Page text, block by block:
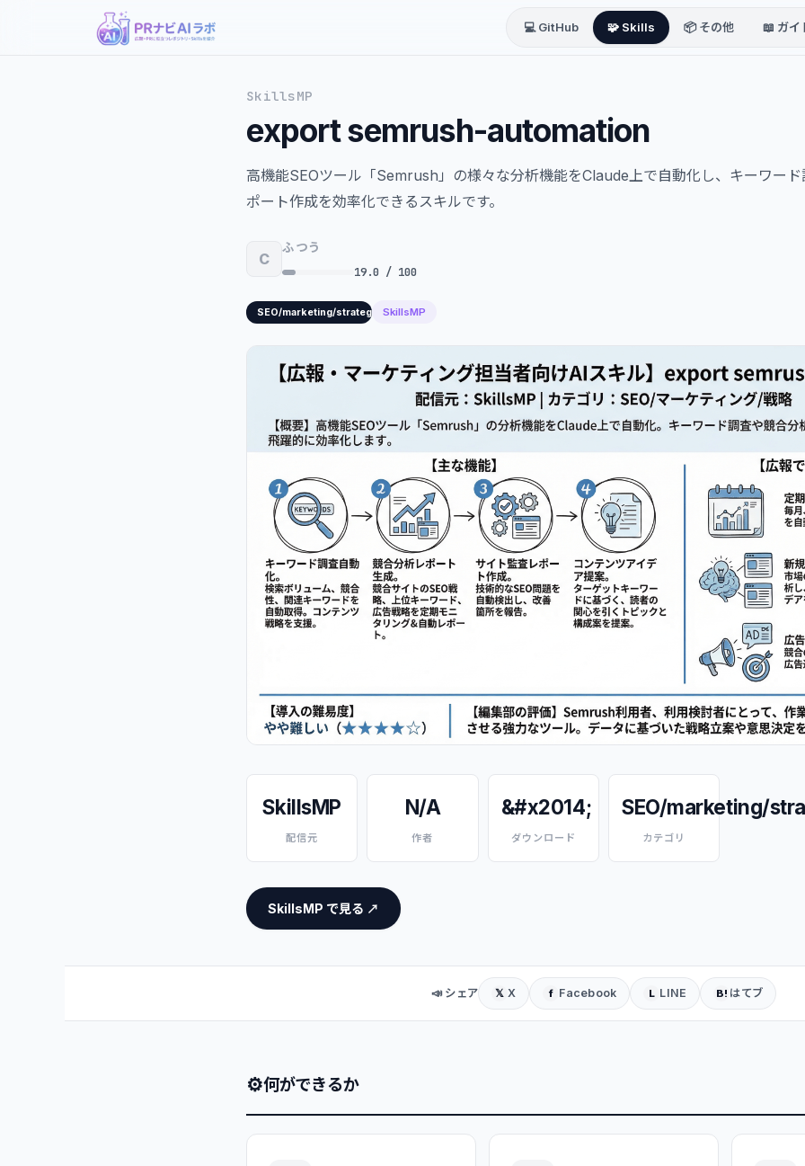
💻 GitHub 🧩 Skills 📦 その他 📖 ガイ
SkillsMP
export semrush-automation
高機能SEOツール「Semrush」の様々な分析機能をClaude上で自動化し、キーワー
ポート作成を効率化できるスキルです。
C
ふつう
19.0 / 100
SEO/marketing/strategy SkillsMP
SkillsMP
配信元
N/A
作者
&#x2014;
ダウンロード
SEO/marketing/
カテゴリ
SkillsMP で見る ↗
📣 シェア 𝕏 X f Facebook L LINE B! はてブ
⚙何ができるか